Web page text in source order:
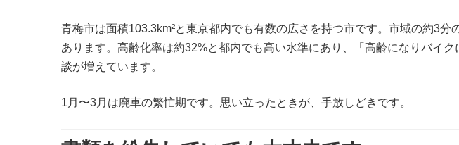
青梅市は面積103.3km²と東京都内でも有数の広さを持つ市です。市域の約3
あります。高齢化率は約32%と都内でも高い水準にあり、「高齢になりバイ
談が増えています。
1月〜3月は廃車の繁忙期です。思い立ったときが、手放しどきです。